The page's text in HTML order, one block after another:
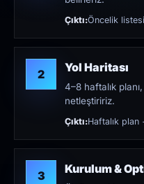
Çıktı:Öncelik
2 Yol Haritası
4–8 haftalık
netleştiririz.
Çıktı:Haftalık plan
3 Kurulum &